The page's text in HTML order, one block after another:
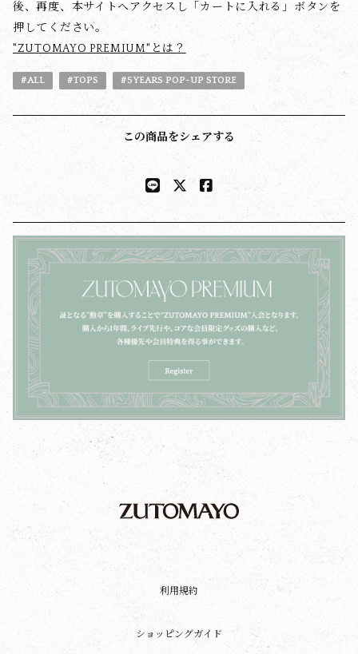
後、再度、本サイトへアクセスし「カートに入れる」ボタンを
押してください。
"ZUTOMAYO PREMIUM"とは？
#ALL #TOPS #5YEARS POP-UP STORE
この商品をシェアする
利用規約
ショッピングガイド